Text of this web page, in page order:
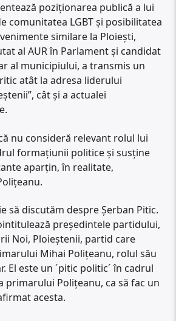
poziționarea publică a lui
comunitatea LGBT și posibilitatea
similare la Ploiești,
al AUR în Parlament și candidat
al municipiului, a transmis un
atât la adresa liderului
cât și a actualei
nu consideră relevant rolul lui
formațiunii politice și susține
aparțin, în realitate,
să discutăm despre Șerban Pitic.
președintele partidului,
Noi, Ploieștenii, partid care
Mihai Polițeanu, rolul său
El este un ´pitic politic´ în cadrul
primarului Polițeanu, ca să fac un
acesta.